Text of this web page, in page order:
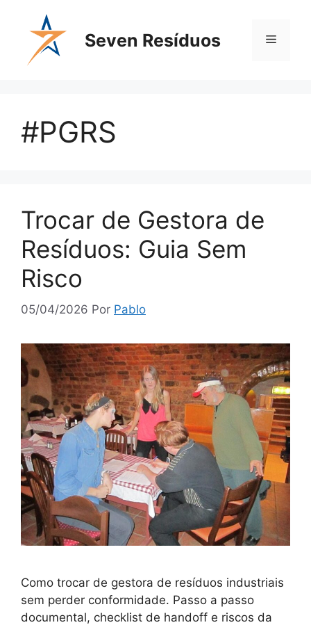
Seven Resíduos
#PGRS
Trocar de Gestora de
Resíduos: Guia Sem
Risco
05/04/2026 Por Pablo
Como trocar de gestora de resíduos industriais
sem perder conformidade. Passo a passo
documental, checklist de handoff e riscos da